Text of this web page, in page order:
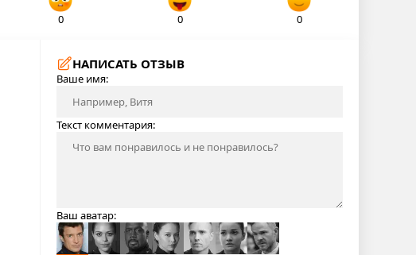
0 0 0
НАПИСАТЬ ОТЗЫВ
Ваше имя:
Текст комментария:
Ваш аватар: